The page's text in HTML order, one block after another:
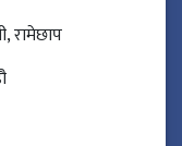
रामेछाप